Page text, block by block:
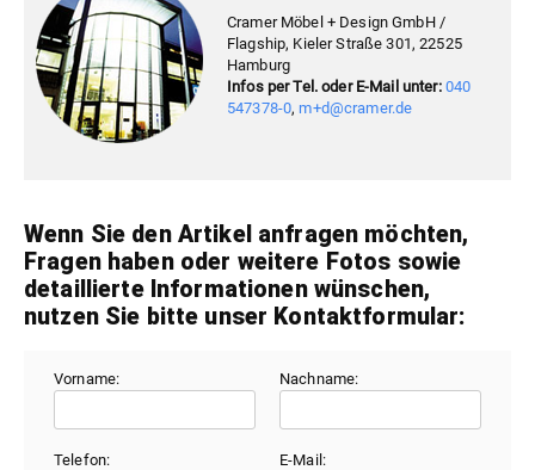
Cramer Möbel + Design GmbH /
Flagship, Kieler Straße 301, 22525
Hamburg
Infos per Tel. oder E-Mail unter: 040
547378-0,m+d@cramer.de
Wenn Sie den Artikel anfragen möchten,
Fragen haben oder weitere Fotos sowie
detaillierte Informationen wünschen,
nutzen Sie bitte unser Kontaktformular:
Vorname: Nachname:
Telefon: E-Mail: